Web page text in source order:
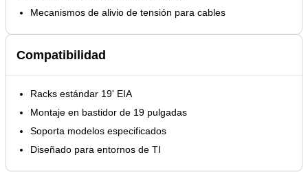
Mecanismos de alivio de tensión para cables
Compatibilidad
Racks estándar 19' EIA
Montaje en bastidor de 19 pulgadas
Soporta modelos especificados
Diseñado para entornos de TI